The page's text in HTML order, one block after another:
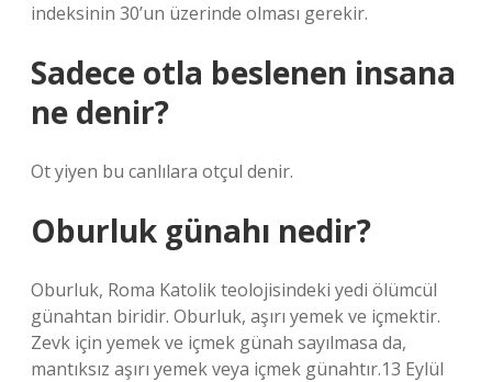
indeksinin 30’un üzerinde olması gerekir.
Sadece otla beslenen insana
ne denir?
Ot yiyen bu canlılara otçul denir.
Oburluk günahı nedir?
Oburluk, Roma Katolik teolojisindeki yedi ölümcül
günahtan biridir. Oburluk, aşırı yemek ve içmektir.
Zevk için yemek ve içmek günah sayılmasa da,
mantıksız aşırı yemek veya içmek günahtır.13 Eylül